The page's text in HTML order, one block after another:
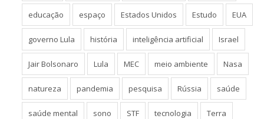
educação espaço Estados Unidos Estudo EUA
governo Lula história inteligência artificial Israel
Jair Bolsonaro Lula MEC meio ambiente Nasa
natureza pandemia pesquisa Rússia saúde
saúde mental sono STF tecnologia Terra